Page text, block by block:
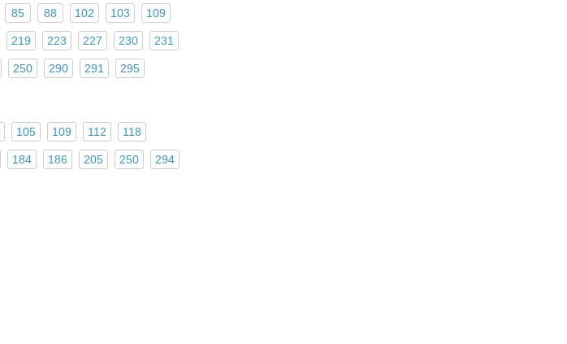
85 88 102 103 109
219 223 227 230 231
250 290 291 295
105 109 112 118
184 186 205 250 294